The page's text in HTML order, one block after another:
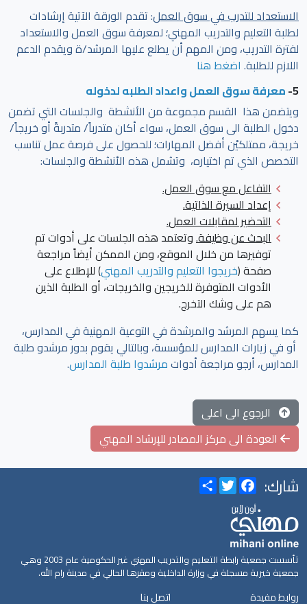
الاستعداد للتدرب في سوق العمل: تقدم الورقة الآتية إرشادات
لطلبة التعليم والتدريب المهني؛ لمعرفة سوق العمل والاستعداد
لفترة التدريب، ومن المهم أن يطلع عليها المرشد/ة ويقدم الدعم
اللازم للطلبة. اضغط هنا
5- معرفة سوق العمل واعداد الطلبه لدخوله
ويتضمن هذا القسم مجموعة من الأنشطة والجلسات التي تضمن
دخول الطلبة الى سوق العمل، سواء أكان متدرباً/ متدربةً أو خريجاً/
خريجة، ممتلكيْن أفضل المهارات؛ للحصول على فرصة عمل تناسب
التخصص الذي تم اختياره، وتشمل هذه الأنشطة والجلسات:
التفاعل مع سوق العمل.
إعداد السيرة الذاتية.
التحضير لمقابلات العمل.
البحث عن وظيفة.وتعتمد هذه الجلسات على أدوات تم
توفيرها من خلال الموقع، ومن الممكن أيضاً مراجعة
صفحة(خريجوا التعليم والتدريب المهني) للإطلاع على
الأدوات المتوفرة للخريجين والخريجات، أو الطلبة الذين
هم على وشك التخرج.
كما يسهم المرشد والمرشدة في التوعية المهنية في المدارس،
أو في زيارات المدارس للمؤسسة، وبالتالي يقوم بدور مرشدو طلبة
المدارس، أرجو مراجعة أدواتمرشدوا طلبة المدارس.
الرجوع الى اعلى
العودة الى مركز المصادر للإرشاد المهني
شارك: ShareTwitterFacebook
تأسست جمعية رابطة التعليم والتدريب المهني غير الحكومية عام 2003 وهي
جمعية خيرية مسجلة في وزارة الداخلية ومقرها الحالي في مدينة رام الله.
روابط مفيدة اتصل بنا